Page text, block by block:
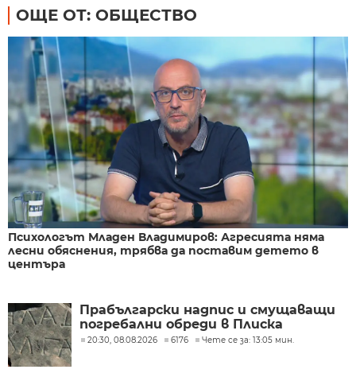
ОЩЕ ОТ: ОБЩЕСТВО
Психологът Младен Владимиров: Агресията няма
лесни обяснения, трябва да поставим детето в
центъра
Прабългарски надпис и смущаващи
погребални обреди в Плиска
20:30, 08.08.2026 6176 Чете се за: 13:05 мин.